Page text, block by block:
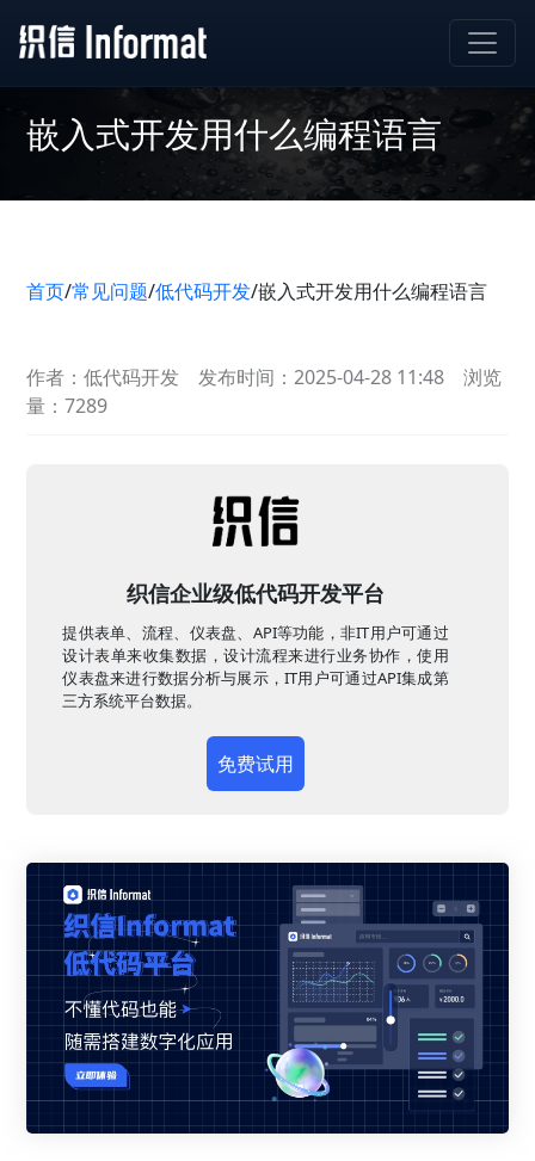
嵌入式开发用什么编程语言
首页/常见问题/低代码开发/嵌入式开发用什么编程语言
作者：低代码开发 发布时间：2025-04-28 11:48
浏览
量：7289
织信企业级低代码开发平台
提供表单、流程、仪表盘、API等功能，非IT用户可通过
设计表单来收集数据，设计流程来进行业务协作，使用
仪表盘来进行数据分析与展示，IT用户可通过API集成第
三方系统平台数据。
免费试用